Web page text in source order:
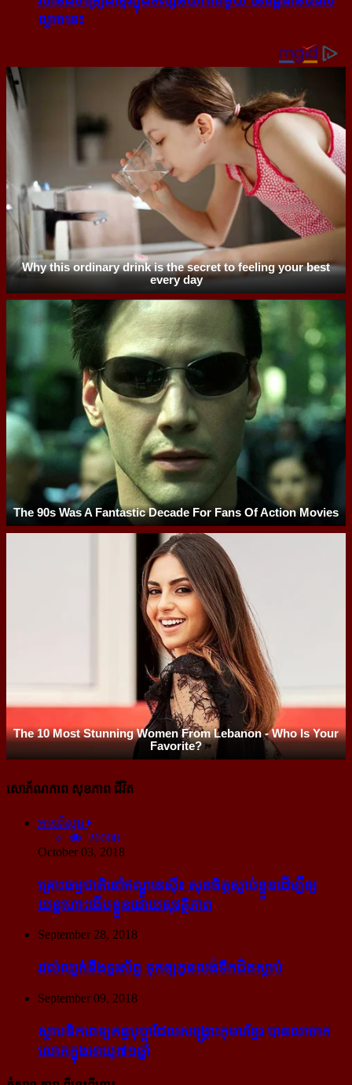
ល្ងាច​នេះ
សោភ័ណភាព សុខភាព ជីវិត
អានពិស្ដារ
26008
October 03, 2018
គ្រោះធម្មជាតិនៅឥណ្ឌូនេស៊ី៖ សុខចិត្ត​ស្លាប់​ខ្លួន​ដើម្បី​ឲ្យ​
យន្ដហោះ​ងើប​ខ្លួន​ដោយ​សុវត្ថិភាព
September 28, 2018
រវល់​ឈ្លក់​នឹង​ទូរស័ព្ទ ទុក​ឲ្យ​កូន​លង់​ទឹក​ជិត​ស្លាប់
September 09, 2018
ស្ថាបនិក​ពេទ្យ​គន្ធបុប្ផា​ដែល​សង្គ្រោះ​កុមារ​ខ្មែរ​ បាន​លាចាក​
លោក​ក្នុង​អាយុ​៧១ឆ្នាំ